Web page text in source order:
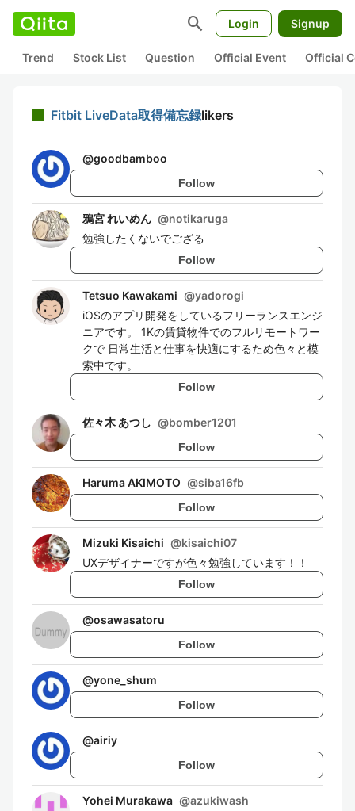
search Login Signup
Trend Stock List Question Official Event Official
Fitbit LiveData取得備忘録likers
@goodbamboo
Follow
鴉宮 れいめん @notikaruga
勉強したくないでござる
Follow
Tetsuo Kawakami @yadorogi
iOSのアプリ開発をしているフリーランスエンジ
ニアです。 1Kの賃貸物件でのフルリモートワー
クで 日常生活と仕事を快適にするため色々と模
索中です。
Follow
佐々木 あつし @bomber1201
Follow
Haruma AKIMOTO @siba16fb
Follow
Mizuki Kisaichi @kisaichi07
UXデザイナーですが色々勉強しています！！
Follow
@osawasatoru
Follow
@yone_shum
Follow
@airiy
Follow
Yohei Murakawa @azukiwash